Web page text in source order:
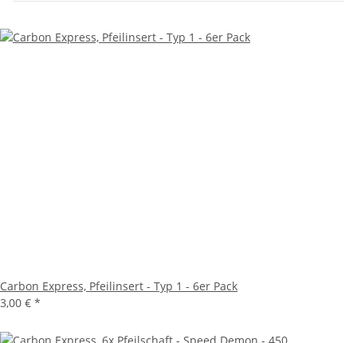
Carbon Express, Pfeilinsert - Typ 1 - 6er Pack
3,00 € *